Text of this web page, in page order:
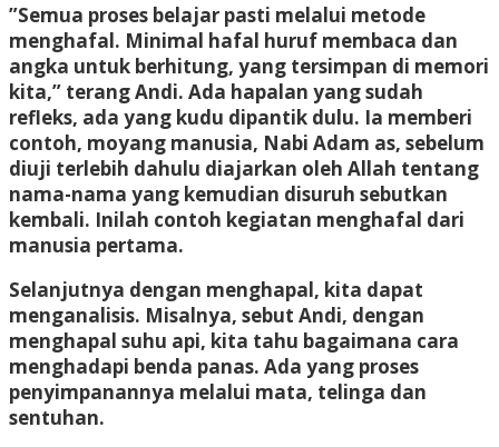
”Semua proses belajar pasti melalui metode
menghafal. Minimal hafal huruf membaca dan
angka untuk berhitung, yang tersimpan di memori
kita,” terang Andi. Ada hapalan yang sudah
refleks, ada yang kudu dipantik dulu. Ia memberi
contoh, moyang manusia, Nabi Adam as, sebelum
diuji terlebih dahulu diajarkan oleh Allah tentang
nama-nama yang kemudian disuruh sebutkan
kembali. Inilah contoh kegiatan menghafal dari
manusia pertama.
Selanjutnya dengan menghapal, kita dapat
menganalisis. Misalnya, sebut Andi, dengan
menghapal suhu api, kita tahu bagaimana cara
menghadapi benda panas. Ada yang proses
penyimpanannya melalui mata, telinga dan
sentuhan.